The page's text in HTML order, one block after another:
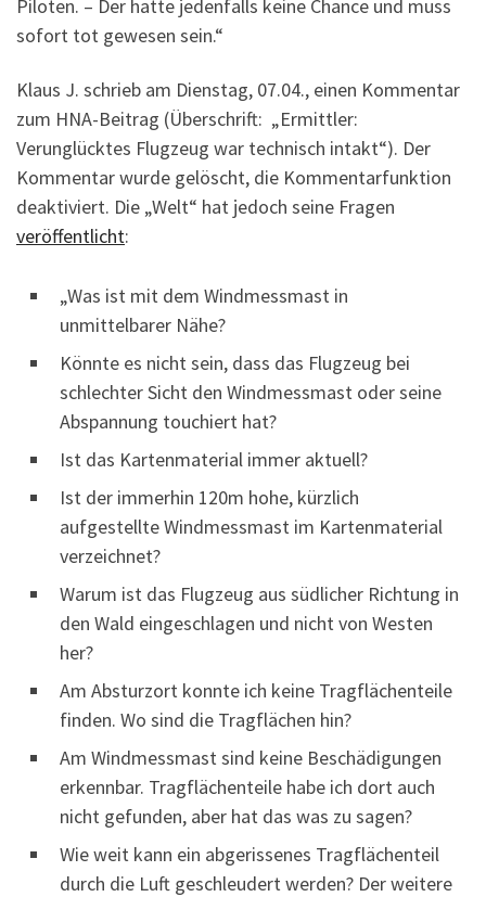
Piloten. – Der hatte jedenfalls keine Chance und muss
sofort tot gewesen sein.“
Klaus J. schrieb am Dienstag, 07.04., einen Kommentar
zum HNA-Beitrag (Überschrift: „Ermittler:
Verunglücktes Flugzeug war technisch intakt“). Der
Kommentar wurde gelöscht, die Kommentarfunktion
deaktiviert. Die „Welt“ hat jedoch seine Fragen
veröffentlicht:
„Was ist mit dem Windmessmast in
unmittelbarer Nähe?
Könnte es nicht sein, dass das Flugzeug bei
schlechter Sicht den Windmessmast oder seine
Abspannung touchiert hat?
Ist das Kartenmaterial immer aktuell?
Ist der immerhin 120m hohe, kürzlich
aufgestellte Windmessmast im Kartenmaterial
verzeichnet?
Warum ist das Flugzeug aus südlicher Richtung in
den Wald eingeschlagen und nicht von Westen
her?
Am Absturzort konnte ich keine Tragflächenteile
finden. Wo sind die Tragflächen hin?
Am Windmessmast sind keine Beschädigungen
erkennbar. Tragflächenteile habe ich dort auch
nicht gefunden, aber hat das was zu sagen?
Wie weit kann ein abgerissenes Tragflächenteil
durch die Luft geschleudert werden? Der weitere